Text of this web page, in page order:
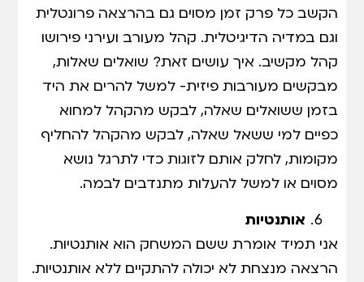
הקשב כל פרק זמן מסוים גם בהרצאה פרונטלית
וגם במדיה הדיגיטלית. קהל מעורב ועירני פירושו
קהל מקשיב. איך עושים זאת? שואלים שאלות,
מבקשים מעורבות פיזית- למשל להרים את היד
בזמן ששואלים שאלה, לבקש מהקהל למחוא
כפיים למי ששאל שאלה, לבקש מהקהל להחליף
מקומות, לחלק אותם לזוגות כדי לתרגל נושא
מסוים או למשל להעלות מתנדבים לבמה.
אותנטיות
אני תמיד אומרת ששם המשחק הוא אותנטיות.
הרצאה מנצחת לא יכולה להתקיים ללא אותנטיות.